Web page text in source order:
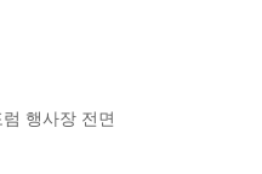
행사장 전면